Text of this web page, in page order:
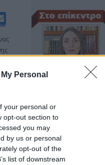
Personal
your personal or
opt-out section to
you may
by us or personal
opt-out of the
list of downstream